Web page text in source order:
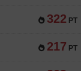
322 PT
217 PT